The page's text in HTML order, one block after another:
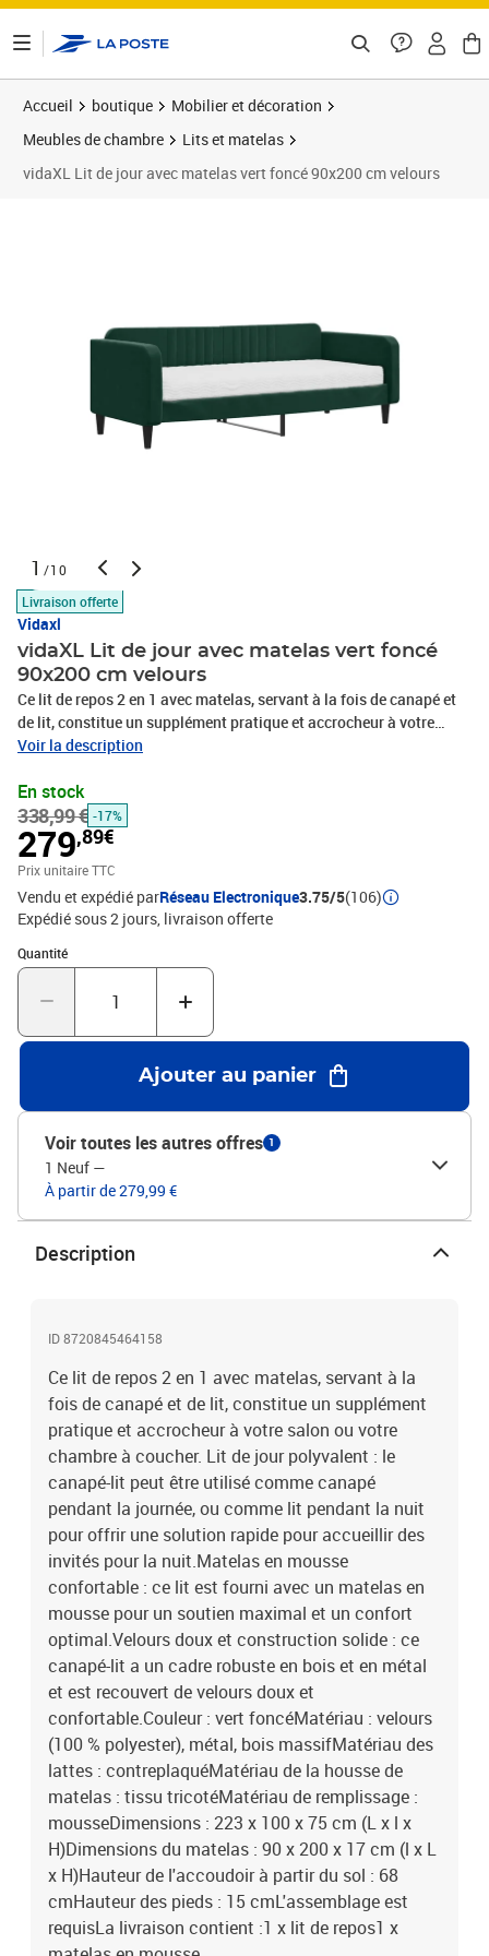
Accueil boutique
Mobilier et décoration
Meubles de chambre
Lits et matelas
vidaXL Lit de jour avec matelas vert foncé 90x200 cm velours
1 /10
Livraison offerte
Vidaxl
vidaXL Lit de jour avec matelas vert foncé
90x200 cm velours
Ce lit de repos 2 en 1 avec matelas, servant à la fois de canapé et
de lit, constitue un supplément pratique et accrocheur à votre
salon ou votre chambre à coucher. Lit de jour polyvalent : le
comme lit pendant la nuit pour offrir une solution rapide pour
accueillir des invités pour la nuit.Matelas en mousse confortable :
ce lit est fourni avec un matelas en mousse pour un soutien
maximal et un confort optimal.Velours doux et construction solide
: ce canapé-lit a un cadre robuste en bois et en métal et est
recouvert de velours doux et confortable.Couleur : vert
foncéMatériau : velours (100 % polyester), métal, bois
massifMatériau des lattes : contreplaquéMatériau de la housse de
matelas : tissu tricotéMatériau de remplissage :
mousseDimensions : 223 x 100 x 75 cm (L x l x H)Dimensions du
du sol : 68 cmHauteur des pieds : 15 cmL'assemblage est requisLa
livraison contient :1 x lit de repos1 x matelas en mousse
Voir la description
En stock
338,99 € -17%
279,89€
Prix unitaire TTC
Vendu et expédié parRéseau Electronique3.75/5(106)
Expédié sous 2 jours livraison offerte
Quantité
Quantité : 1
Ajouter au panier
Voir toutes les autres offres 1
1 Neuf —
À partir de 279,99 €
Description
ID 8720845464158
Ce lit de repos 2 en 1 avec matelas, servant à la
fois de canapé et de lit, constitue un supplément
pratique et accrocheur à votre salon ou votre
chambre à coucher. Lit de jour polyvalent : le
canapé-lit peut être utilisé comme canapé
pendant la journée, ou comme lit pendant la nuit
pour offrir une solution rapide pour accueillir des
invités pour la nuit.Matelas en mousse
confortable : ce lit est fourni avec un matelas en
mousse pour un soutien maximal et un confort
optimal.Velours doux et construction solide : ce
canapé-lit a un cadre robuste en bois et en métal
et est recouvert de velours doux et
confortable.Couleur : vert foncéMatériau : velours
(100 % polyester), métal, bois massifMatériau des
lattes : contreplaquéMatériau de la housse de
matelas : tissu tricotéMatériau de remplissage :
mousseDimensions : 223 x 100 x 75 cm (L x l x
H)Dimensions du matelas : 90 x 200 x 17 cm (l x L
x H)Hauteur de l'accoudoir à partir du sol : 68
cmHauteur des pieds : 15 cmL'assemblage est
requisLa livraison contient :1 x lit de repos1 x